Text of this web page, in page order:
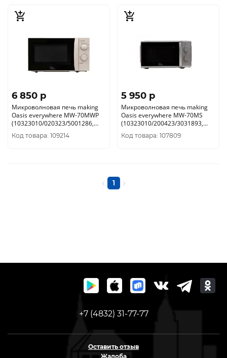
6 850 p
Микроволновая печь making
Oasis everywhere MW-70MWP
(10323010/020323/5001286,
КИТАЙ )
Код товара: 109214
5 950 p
Микроволновая печь making
Oasis everywhere MW-70MS
(10323010/200423/3031893,
КИТАЙ )
Код товара: 107809
1
+7 (4832) 31-77-77
Оставить отзыв
Жалоба